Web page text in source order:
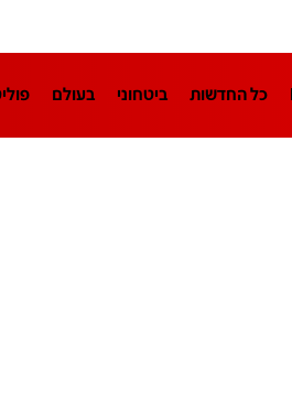
כל החדשות ביטחוני בעולם